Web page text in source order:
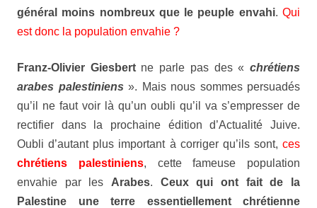
général moins nombreux que le peuple envahi.Qui
est donc la population envahie ?
Franz-Olivier Giesbertne parle pas des «chrétiens
arabes palestiniens ». Mais nous sommes persuadés
qu’il ne faut voir là qu’un oubli qu’il va s’empresser de
rectifier dans la prochaine édition d’Actualité Juive.
Oubli d’autant plus important à corriger qu’ils sont, ces
chrétiens palestiniens, cette fameuse population
envahie par les Arabes. Ceux qui ont fait de la
Palestine une terre essentiellement chrétienne